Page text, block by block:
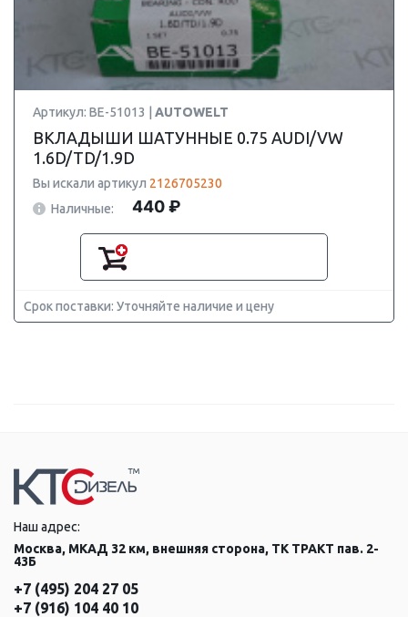
Артикул: BE-51013 | AUTOWELT
ВКЛАДЫШИ ШАТУННЫЕ 0.75 AUDI/VW
1.6D/TD/1.9D
Вы искали артикул 2126705230
Наличные:
440 ₽
Срок поставки: Уточняйте наличие и цену
Наш адрес:
Москва, МКАД 32 км, внешняя сторона, ТК ТРАКТ пав. 2-
43Б
+7 (495) 204 27 05
+7 (916) 104 40 10